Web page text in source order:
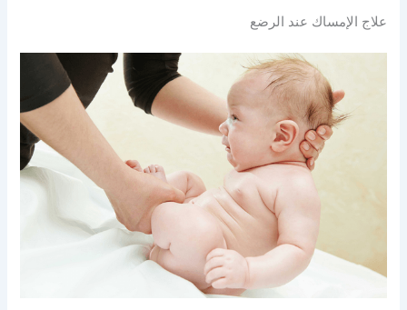
علاج الإمساك عند الرضع